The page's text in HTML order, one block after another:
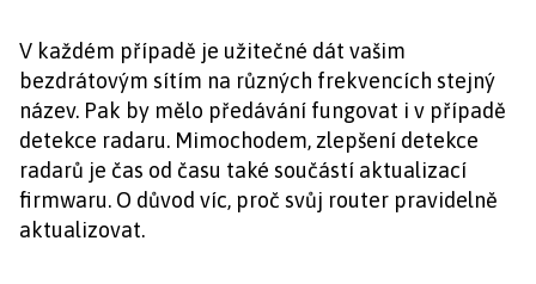
V každém případě je užitečné dát vašim
bezdrátovým sítím na různých frekvencích stejný
název. Pak by mělo předávání fungovat i v případě
detekce radaru. Mimochodem, zlepšení detekce
radarů je čas od času také součástí aktualizací
firmwaru. O důvod víc, proč svůj router pravidelně
aktualizovat.